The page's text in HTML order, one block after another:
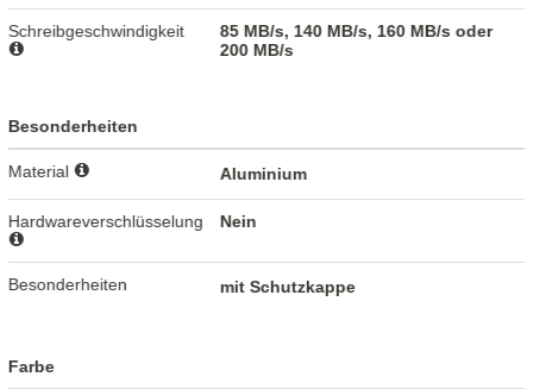
Schreibgeschwindigkeit
85 MB/s, 140 MB/s, 160 MB/s oder
200 MB/s
Besonderheiten
Material Aluminium
Hardwareverschlüsselung Nein
Besonderheiten mit Schutzkappe
Farbe